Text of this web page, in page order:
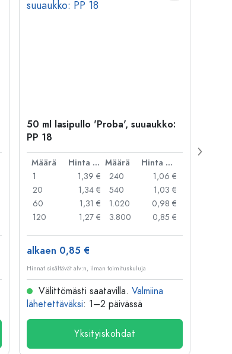
50 ml lasipullo 'Proba', suuaukko:
PP 18
Määrä Hinta per kpl Määrä
Hinta per kpl
1
1,39 €
20
1,34 €
60
1,31 €
120
1,27 €
240
1,06 €
540
1,03 €
1.020
0,98 €
3.800
0,85 €
alkaen 0,85 €
Hinnat sisältävät alv:n, ilman toimituskuluja
Välittömästi saatavilla. Valmiina
lähetettäväksi: 1–2 päivässä
Yksityiskohdat